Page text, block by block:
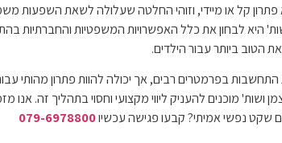
קל או מיידי, וזוהי החלטה שעלולה לשאת השפעות
היא לבחון את כלל האפשרויות המשפטיות והחברתיות
הטוב ביותר עבור הילדים.
בפרמטרים רבים, אך יכולה להוות פתרון מהותי
ושות' מוכנים להעניק ליווי מקצועי וחסוי בתהליך זה. אנו
שקט נפשי אמיתי? קבעו פגישה עכשיו079-6978800